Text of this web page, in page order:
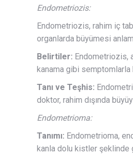
Endometriozis:
Endometriozis, rahim iç
organlarda büyümesi
Belirtiler: Endometriozis,
kanama gibi
Tanı ve Teşhis:
doktor, rahim dışında
Endometrioma:
Tanımı: Endometrioma,
kanla dolu kistler şeklinde